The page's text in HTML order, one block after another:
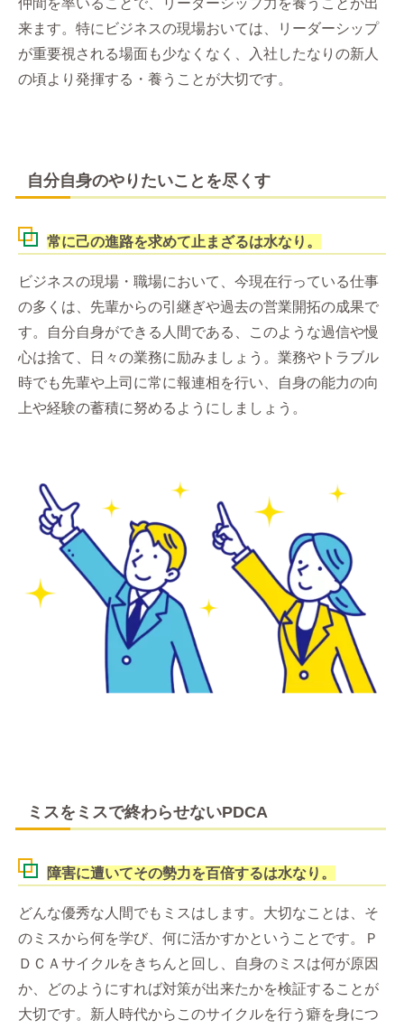
来ます。特にビジネスの現場おいては、リーダーシップ
が重要視される場面も少なくなく、入社したなりの新人
の頃より発揮する・養うことが大切です。
自分自身のやりたいことを尽くす
常に己の進路を求めて止まざるは水なり。
ビジネスの現場・職場において、今現在行っている仕事
の多くは、先輩からの引継ぎや過去の営業開拓の成果で
す。自分自身ができる人間である、このような過信や慢
心は捨て、日々の業務に励みましょう。業務やトラブル
時でも先輩や上司に常に報連相を行い、自身の能力の向
上や経験の蓄積に努めるようにしましょう。
ミスをミスで終わらせないPDCA
障害に遭いてその勢力を百倍するは水なり。
どんな優秀な人間でもミスはします。大切なことは、そ
のミスから何を学び、何に活かすかということです。Ｐ
ＤＣＡサイクルをきちんと回し、自身のミスは何が原因
か、どのようにすれば対策が出来たかを検証することが
大切です。新人時代からこのサイクルを行う癖を身につ